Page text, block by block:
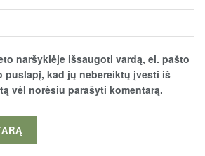
naršyklėje išsaugoti vardą, el. pašto
puslapį, kad jų nebereiktų įvesti iš
vėl norėsiu parašyti komentarą.